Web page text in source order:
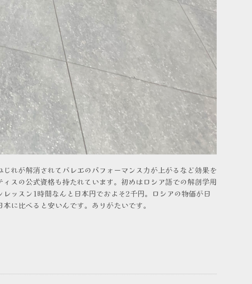
れが解消されてバレエのパフォーマンス力が上がるなど効果を
スの公式資格も持たれています。初めはロシア語での解剖学用
ッスン1時間なんと日本円でおよそ2千円。ロシアの物価が日
に比べると安いんです。ありがたいです。